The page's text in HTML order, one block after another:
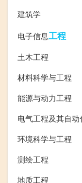
建筑学
电子信息工程
土木工程
材料科学与工程
能源与动力工程
电气工程及其自动
环境科学与工程
测绘工程
地质工程